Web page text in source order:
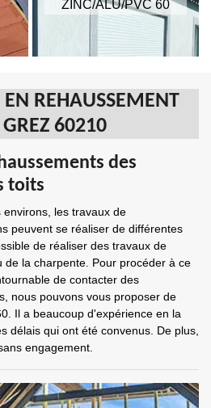
ZINC/ALU/PVC 60
EN REHAUSSEMENT
60210
des
toits
les travaux de
peuvent se réaliser de différentes
de réaliser des travaux de
de la charpente. Pour procéder à ce
de contacter des
nous pouvons vous proposer de
Il a beaucoup d'expérience en la
délais qui ont été convenus. De plus,
engagement.